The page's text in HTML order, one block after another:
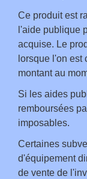
Ce produit est
l'aide publique
acquise. Le
lorsque l'on est
montant au
Si les aides
remboursées
imposables.
Certaines
d'équipement
de vente de